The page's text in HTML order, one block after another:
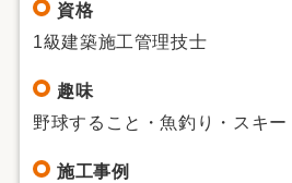
資格
1級建築施工管理技士
趣味
野球すること・魚釣り・スキー
施工事例